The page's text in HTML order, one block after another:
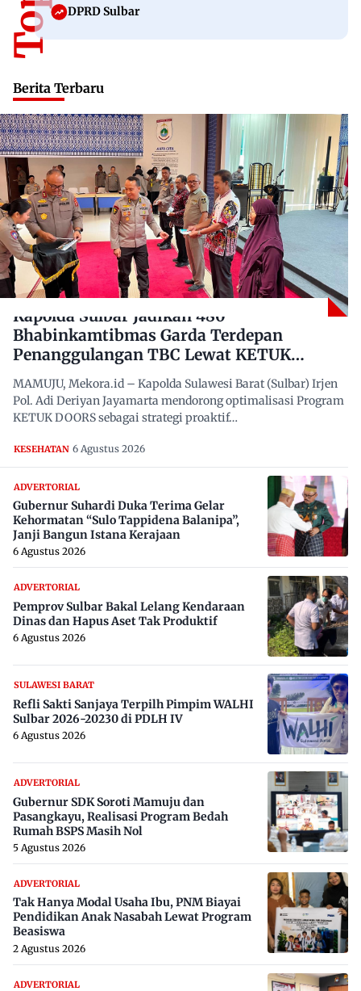
DPRD Sulbar
Berita Terbaru
Kapolda Sulbar Jadikan 480
Bhabinkamtibmas Garda Terdepan
Penanggulangan TBC Lewat KETUK
DOORS di 650 Desa
MAMUJU, Mekora.id – Kapolda Sulawesi Barat (Sulbar) Irjen
Pol. Adi Deriyan Jayamarta mendorong optimalisasi Program
KETUK DOORS sebagai strategi proaktif…
KESEHATAN 6 Agustus 2026
ADVERTORIAL
Gubernur Suhardi Duka Terima Gelar
Kehormatan “Sulo Tappidena Balanipa”,
Janji Bangun Istana Kerajaan
6 Agustus 2026
ADVERTORIAL
Pemprov Sulbar Bakal Lelang Kendaraan
Dinas dan Hapus Aset Tak Produktif
6 Agustus 2026
SULAWESI BARAT
Refli Sakti Sanjaya Terpilh Pimpim WALHI
Sulbar 2026-20230 di PDLH IV
6 Agustus 2026
ADVERTORIAL
Gubernur SDK Soroti Mamuju dan
Pasangkayu, Realisasi Program Bedah
Rumah BSPS Masih Nol
5 Agustus 2026
ADVERTORIAL
Tak Hanya Modal Usaha Ibu, PNM Biayai
Pendidikan Anak Nasabah Lewat Program
Beasiswa
2 Agustus 2026
ADVERTORIAL